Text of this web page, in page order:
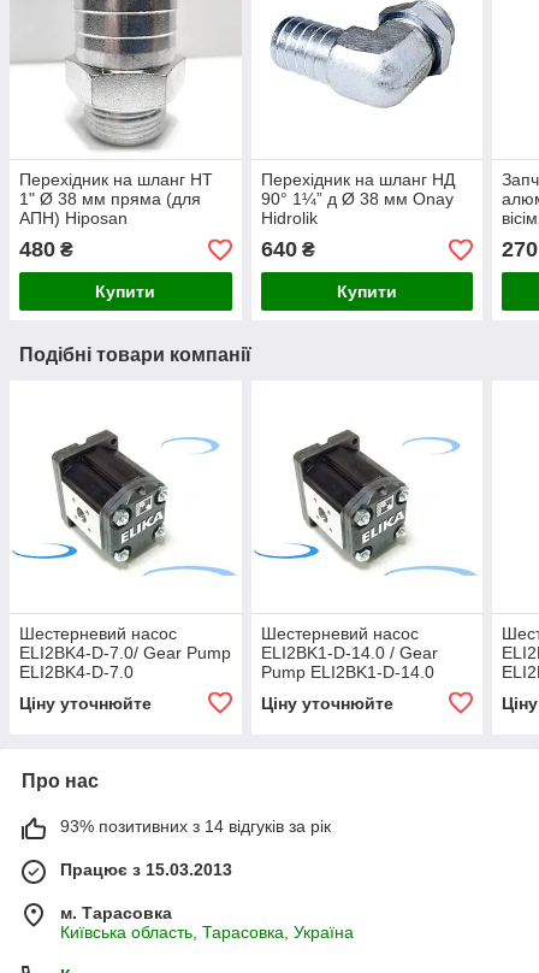
Перехідник на шланг НТ
1" Ø 38 мм пряма (для
АПН) Hiposan
480 ₴
Купити
Перехідник на шланг НД
90° 1¼” д Ø 38 мм Onay
Hidrolik
640₴
Купити
270
Подібні товари компанії
Шестерневий насос
ELI2BK4-D-7.0/ Gear Pump
ELI2BK4-D-7.0
Ціну уточнюйте
Шестерневий насос
ELI2BK1-D-14.0 / Gear
Pump ELI2BK1-D-14.0
Ціну уточнюйте
Про нас
93% позитивних з 14 відгуків за рік
Працює з 15.03.2013
м. Тарасовка
Київська область, Тарасовка, Україна